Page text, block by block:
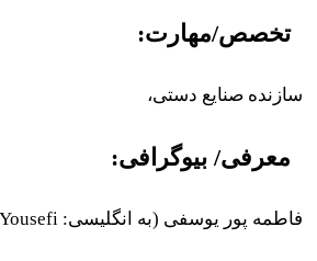
تخصص/مهارت:
سازنده صنایع دستی،
معرفی/ بیوگرافی:
فاطمه پور یوسفی (به انگلیسی: Fatemeh PourYousefi) هنرمند ایرانی، متولد آبان 1372 است.